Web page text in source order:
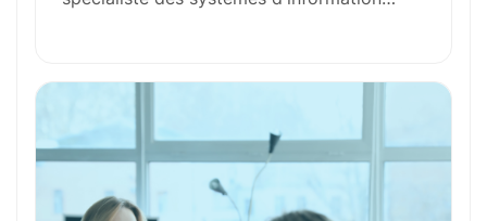
Formation et Qualifications